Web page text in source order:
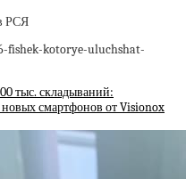
РСЯ
fishek-kotorye-uluchshat-
тыс. складываний:
новых смартфонов от Visionox